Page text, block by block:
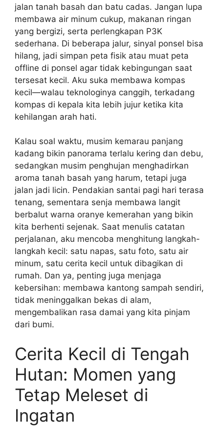
jalan tanah basah dan batu cadas. Jangan lupa
membawa air minum cukup, makanan ringan
yang bergizi, serta perlengkapan P3K
sederhana. Di beberapa jalur, sinyal ponsel bisa
hilang, jadi simpan peta fisik atau muat peta
offline di ponsel agar tidak kebingungan saat
tersesat kecil. Aku suka membawa kompas
kecil—walau teknologinya canggih, terkadang
kompas di kepala kita lebih jujur ketika kita
kehilangan arah hati.
Kalau soal waktu, musim kemarau panjang
kadang bikin panorama terlalu kering dan debu,
sedangkan musim penghujan menghadirkan
aroma tanah basah yang harum, tetapi juga
jalan jadi licin. Pendakian santai pagi hari terasa
tenang, sementara senja membawa langit
berbalut warna oranye kemerahan yang bikin
kita berhenti sejenak. Saat menulis catatan
perjalanan, aku mencoba menghitung langkah-
langkah kecil: satu napas, satu foto, satu air
minum, satu cerita kecil untuk dibagikan di
rumah. Dan ya, penting juga menjaga
kebersihan: membawa kantong sampah sendiri,
tidak meninggalkan bekas di alam,
mengembalikan rasa damai yang kita pinjam
dari bumi.
Cerita Kecil di Tengah
Hutan: Momen yang
Tetap Meleset di
Ingatan